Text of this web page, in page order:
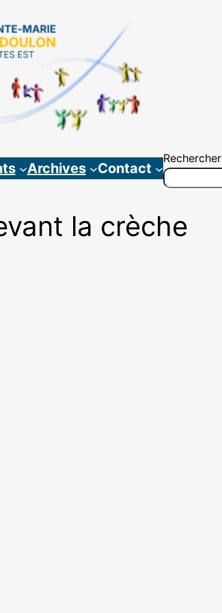
Archives Contact
Rechercher
la crèche